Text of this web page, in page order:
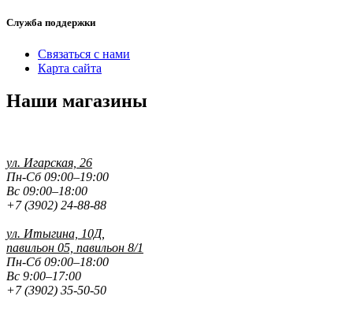
Служба поддержки
Связаться с нами
Карта сайта
Наши магазины
ул. Игарская, 26
Пн-Сб 09:00–19:00
Вс 09:00–18:00
+7 (3902) 24-88-88
ул. Итыгина, 10Д,
павильон 05, павильон 8/1
Пн-Сб 09:00–18:00
Вс 9:00–17:00
+7 (3902) 35-50-50